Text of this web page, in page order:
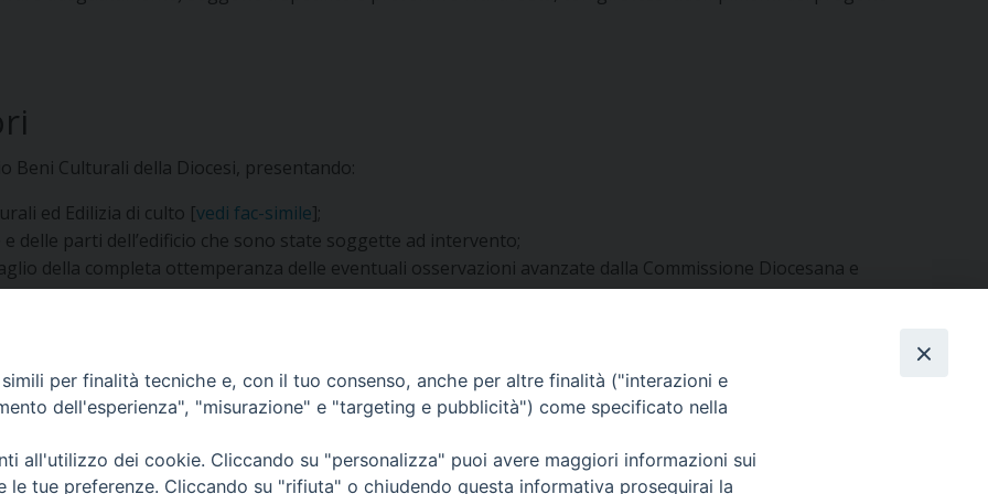
Beni Culturali della Diocesi, presentando:
ed Edilizia di culto [vedi fac-simile];
e delle parti dell’edificio che sono state soggette ad intervento;
della completa ottemperanza delle eventuali osservazioni avanzate dalla Commissione Diocesana e
con formato PDF .
per finalità tecniche e, con il tuo consenso, anche per altre finalità ("interazioni e
dell'esperienza", "misurazione" e "targeting e pubblicità") come specificato nella
all'utilizzo dei cookie. Cliccando su "personalizza" puoi avere maggiori informazioni sui
le tue preferenze. Cliccando su "rifiuta" o chiudendo questa informativa proseguirai la